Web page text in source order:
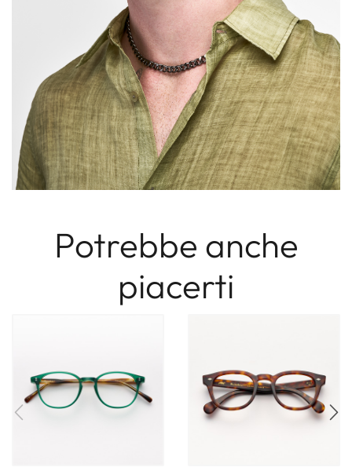
Potrebbe anche
piacerti